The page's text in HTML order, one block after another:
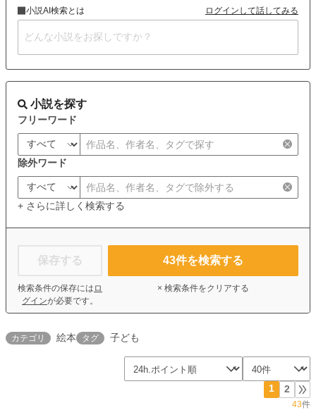
小説AI検索とは ログインして話してみる
小説を探す
フリーワード
除外ワード
+ さらに詳しく検索する
保存する
検索条件の保存には ロ
グインが必要です。
43件を検索する
× 検索条件をクリアする
カテゴリ 絵本 タグ 子ども
1 2
43件